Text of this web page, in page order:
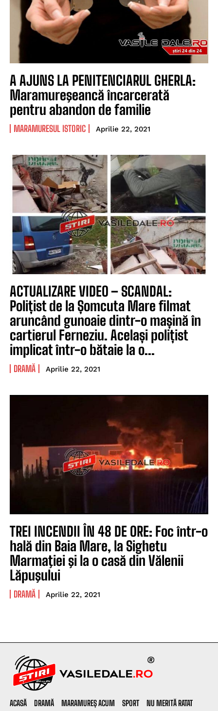
A AJUNS LA PENITENCIARUL GHERLA:
Maramureşeancă încarcerată
pentru abandon de familie
MARAMURESUL ISTORIC Aprilie 22, 2021
ACTUALIZARE VIDEO – SCANDAL:
Polițist de la Șomcuta Mare filmat
aruncând gunoaie dintr-o mașină în
cartierul Ferneziu. Același polițist
implicat într-o bătaie la o...
DRAMĂ Aprilie 22, 2021
TREI INCENDII ÎN 48 DE ORE: Foc într-o
hală din Baia Mare, la Sighetu
Marmaţiei şi la o casă din Vălenii
Lăpuşului
DRAMĂ Aprilie 22, 2021
ACASĂ DRAMĂ MARAMUREȘ ACUM SPORT
NU MERITĂ RATAT